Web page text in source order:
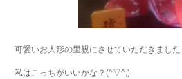
可愛いお人形の里親にさせていただきまし
私はこっちがいいかな？(^▽^;)